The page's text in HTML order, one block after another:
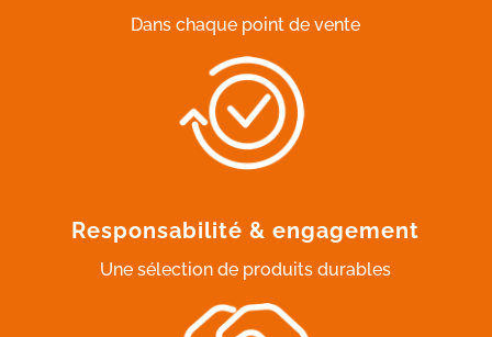
Dans chaque point de vente
Responsabilité & engagement
Une sélection de produits durables